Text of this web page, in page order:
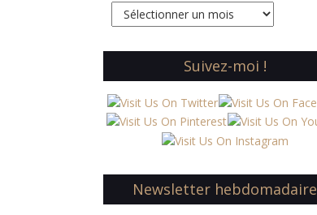
Archives
Suivez-moi !
Newsletter hebdomadaire